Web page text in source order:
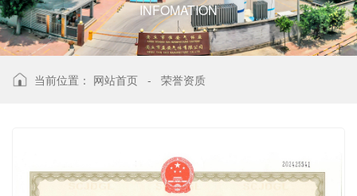
INFOMATION
当前位置： 网站首页 - 荣誉资质